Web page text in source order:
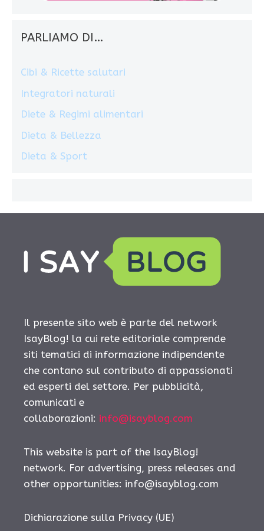
PARLIAMO DI…
Cibi & Ricette salutari
Integratori naturali
Diete & Regimi alimentari
Dieta & Bellezza
Dieta & Sport
Il presente sito web è parte del network
IsayBlog! la cui rete editoriale comprende
siti tematici di informazione indipendente
che contano sul contributo di appassionati
ed esperti del settore. Per pubblicità,
comunicati e
collaborazioni: info@isayblog.com
This website is part of the IsayBlog!
network. For advertising, press releases and
other opportunities: info@isayblog.com
Dichiarazione sulla Privacy (UE)